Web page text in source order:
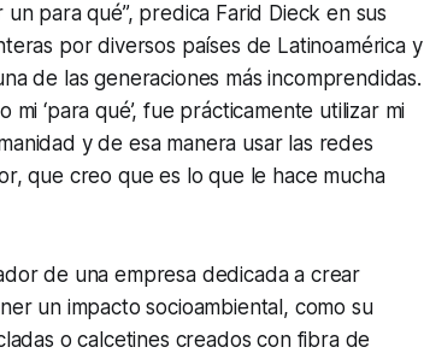
para qué”, predica Farid Dieck en sus
por diversos países de Latinoamérica y
de las generaciones más incomprendidas.
‘para qué’, fue prácticamente utilizar mi
y de esa manera usar las redes
que creo que es lo que le hace mucha
de una empresa dedicada a crear
un impacto socioambiental, como su
o calcetines creados con fibra de